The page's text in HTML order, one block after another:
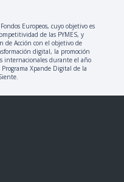
Europeos, cuyo objetivo es
de las PYMES, y
de Acción con el objetivo de
digital, la promoción
internacionales durante el año
Xpande Digital de la